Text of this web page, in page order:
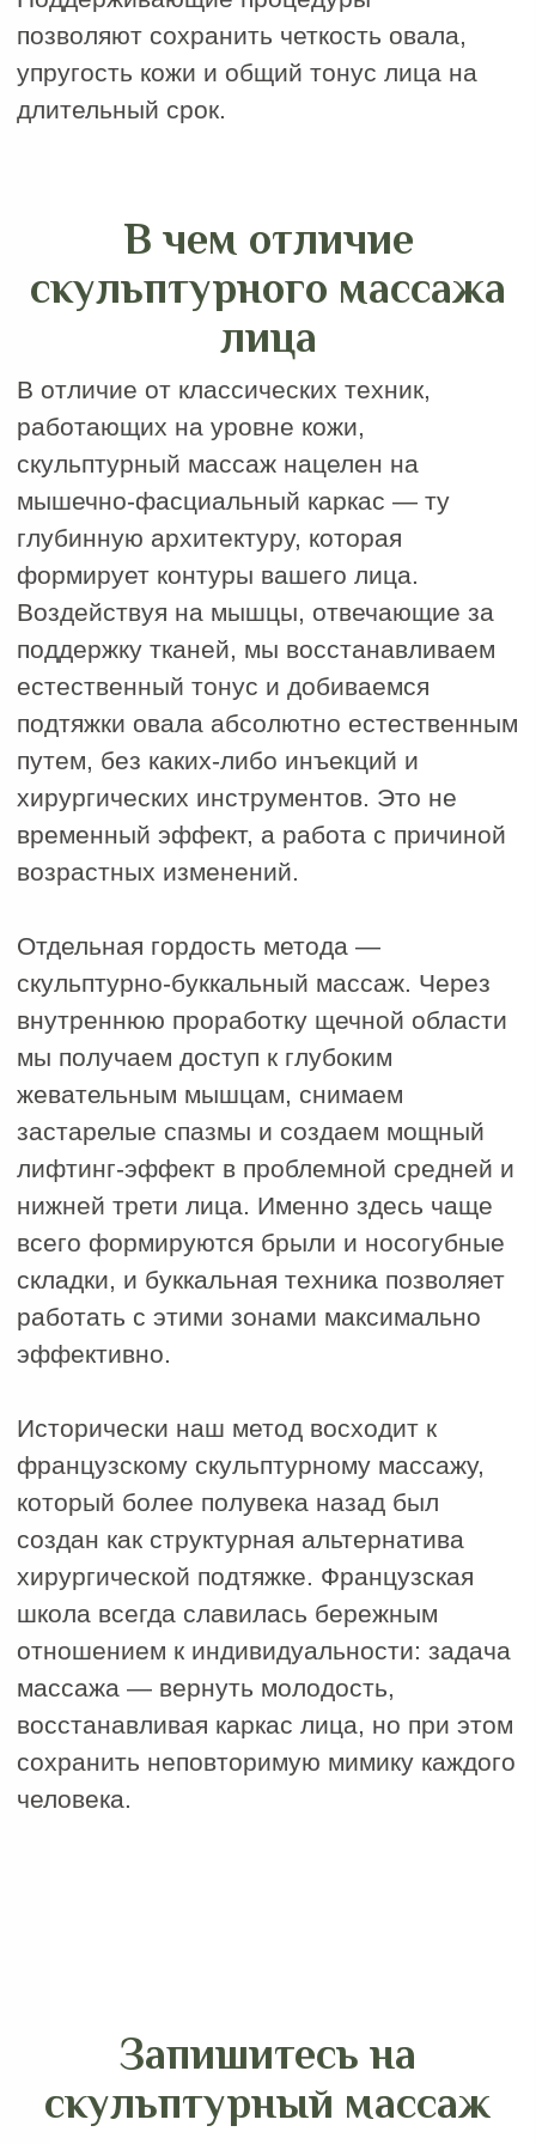
Абонементы для
Сертификаты на
услугу или сумму
посещать регулярно, чтобы увидеть
закрепление результата. В IDOL FACE
абонемент является именным.
список желаний, которые бы хотели
любые процедуры, а также косметику
и девайсы.
Купить сертификат
Купить абонемент
Погрузитесь в
атмосферу любви к
IDOL FACE
Политика конфиденциальности магазин приложений
магазин
© 2020–2025. Все права защищены